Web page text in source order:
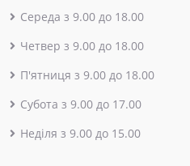
Середа з 9.00 до 18.00
Четвер з 9.00 до 18.00
П'ятниця з 9.00 до 18.00
Субота з 9.00 до 17.00
Неділя з 9.00 до 15.00